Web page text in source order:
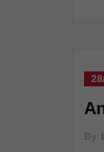
By